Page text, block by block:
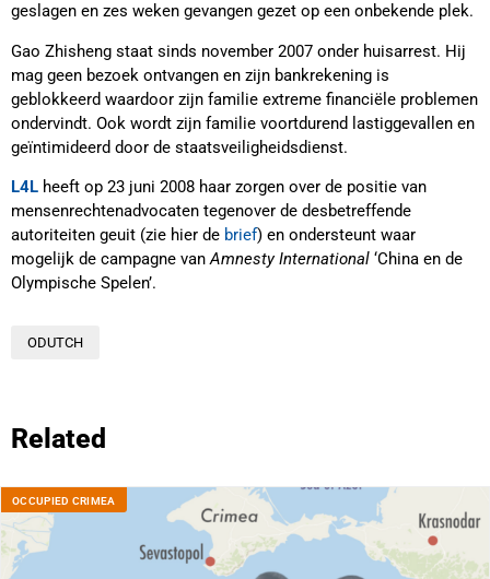
geslagen en zes weken gevangen gezet op een onbekende plek.
Gao Zhisheng staat sinds november 2007 onder huisarrest. Hij
mag geen bezoek ontvangen en zijn bankrekening is
geblokkeerd waardoor zijn familie extreme financiële problemen
ondervindt. Ook wordt zijn familie voortdurend lastiggevallen en
geïntimideerd door de staatsveiligheidsdienst.
L4L heeft op 23 juni 2008 haar zorgen over de positie van
mensenrechtenadvocaten tegenover de desbetreffende
autoriteiten geuit (zie hier de brief) en ondersteunt waar
mogelijk de campagne vanAmnesty International ‘China en de
Olympische Spelen’.
ODUTCH
Related
OCCUPIED CRIMEA